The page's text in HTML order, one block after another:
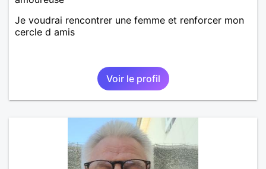
Je voudrai rencontrer une femme et renforcer mon
cercle d amis
Voir le profil